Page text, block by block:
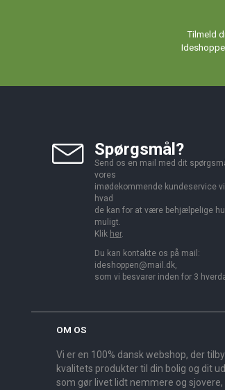
Tilmeld
Spørgsmål?
Send os en mail med dit
vores
imødekommende kundeservice
hvad
de kan for at være behjælpelige
muligt.
Klik her.
Du kan kontakte os på mail:
ideshoppen@mail.dk,
som vi besvarer inden for 3
OM OS
Vi er en 100% dansk webshop, der
kvalitets produkter til din bolig og dit
som gør livet lidt nemmere og sjovere,